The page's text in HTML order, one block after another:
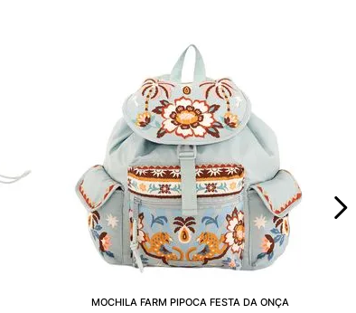
MOCHILA FARM PIPOCA FESTA DA ONÇA